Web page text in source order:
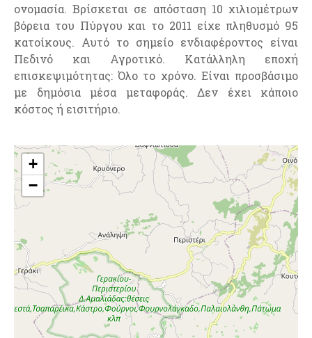
ονομασία. Βρίσκεται σε απόσταση 10 χιλιομέτρων
βόρεια του Πύργου και το 2011 είχε πληθυσμό 95
κατοίκους. Αυτό το σημείο ενδιαφέροντος είναι
Πεδινό και Αγροτικό. Κατάλληλη εποχή
επισκεψιμότητας: Όλο το χρόνο. Είναι προσβάσιμο
με δημόσια μέσα μεταφοράς. Δεν έχει κάποιο
κόστος ή εισιτήριο.
+
−